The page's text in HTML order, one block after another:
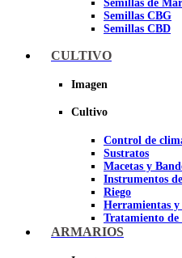
Semillas de
Semillas CBG
Semillas CBD
Sheer seeds
CULTIVO
Imagen
Cultivo
Control de
Sustratos
Macetas y
Instrumentos
Riego
Herramientas y
Tratamiento de
Insecticidas y
ARMARIOS